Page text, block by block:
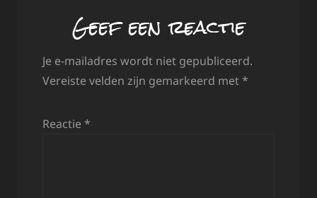
Geef een reactie
Je e-mailadres wordt niet gepubliceerd.
Vereiste velden zijn gemarkeerd met *
Reactie *